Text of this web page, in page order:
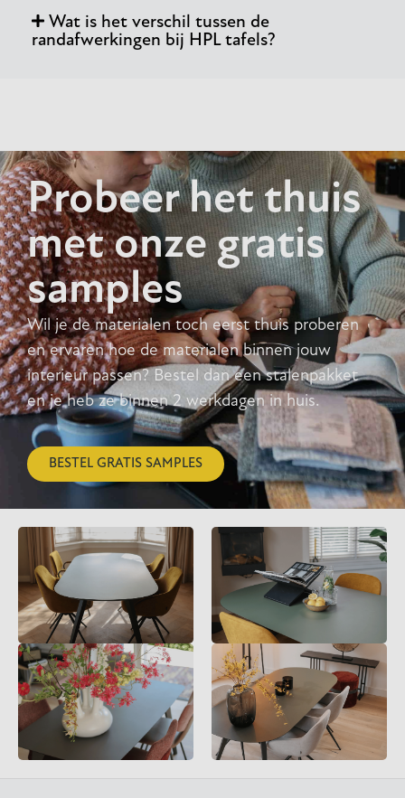
Wat is het verschil tussen de
randafwerkingen bij HPL tafels?
Probeer het thuis
met onze gratis
samples
Wil je de materialen toch eerst thuis proberen
en ervaren hoe de materialen binnen jouw
interieur passen? Bestel dan een stalenpakket
en je heb ze binnen 2 werkdagen in huis.
BESTEL GRATIS SAMPLES